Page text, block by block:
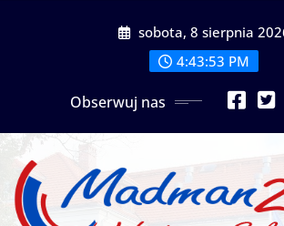
sobota, 8 sierpnia
4:43:56 PM
Obserwuj nas